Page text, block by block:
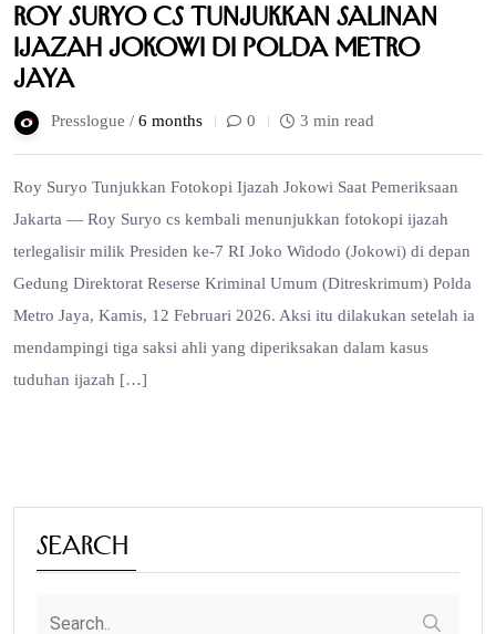
Roy Suryo Cs Tunjukkan Salinan
Ijazah Jokowi di Polda Metro
Jaya
Presslogue / 6 months 0 3 min read
Roy Suryo Tunjukkan Fotokopi Ijazah Jokowi Saat Pemeriksaan
Jakarta — Roy Suryo cs kembali menunjukkan fotokopi ijazah
terlegalisir milik Presiden ke-7 RI Joko Widodo (Jokowi) di depan
Gedung Direktorat Reserse Kriminal Umum (Ditreskrimum) Polda
Metro Jaya, Kamis, 12 Februari 2026. Aksi itu dilakukan setelah ia
mendampingi tiga saksi ahli yang diperiksakan dalam kasus
tuduhan ijazah […]
Search